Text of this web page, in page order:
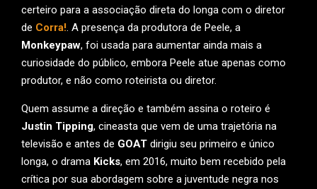
certeiro para a associação direta do longa com o diretor
de Corra!. A presença da produtora de Peele, a
Monkeypaw, foi usada para aumentar ainda mais a
curiosidade do público, embora Peele atue apenas como
produtor, e não como roteirista ou diretor.
Quem assume a direção e também assina o roteiro é
Justin Tipping, cineasta que vem de uma trajetória na
televisão e antes de GOAT dirigiu seu primeiro e único
longa, o drama Kicks, em 2016, muito bem recebido pela
crítica por sua abordagem sobre a juventude negra nos